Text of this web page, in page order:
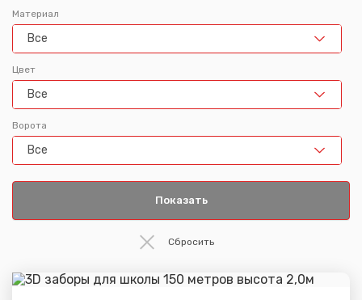
Материал
Все
Цвет
Все
Ворота
Все